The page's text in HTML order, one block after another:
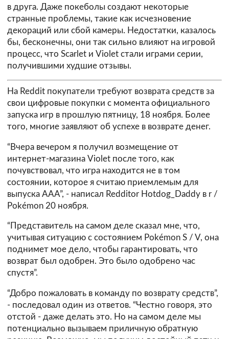
в друга. Даже покеболы создают некоторые
странные проблемы, такие как исчезновение
декораций или сбой камеры. Недостатки, казалось
бы, бесконечны, они так сильно влияют на игровой
процесс, что Scarlet и Violet стали играми серии,
получившими худшие отзывы.
На Reddit покупатели требуют возврата средств за
свои цифровые покупки с момента официального
запуска игр в прошлую пятницу, 18 ноября. Более
того, многие заявляют об успехе в возврате денег.
“Вчера вечером я получил возмещение от
интернет-магазина Violet после того, как
почувствовал, что игра находится не в том
состоянии, которое я считаю приемлемым для
выпуска AAA”, - написал Redditor Hotdog_Daddy в r /
Pokémon 20 ноября.
“Представитель на самом деле сказал мне, что,
учитывая ситуацию с состоянием Pokémon S / V, она
поднимет мое дело, чтобы гарантировать, что
возврат был одобрен. Это было одобрено час
спустя”.
“Добро пожаловать в команду по возврату средств”,
- последовал один из ответов. “Честно говоря, это
отстой - даже делать это. Но на самом деле мы
потенциально вызываем приличную обратную